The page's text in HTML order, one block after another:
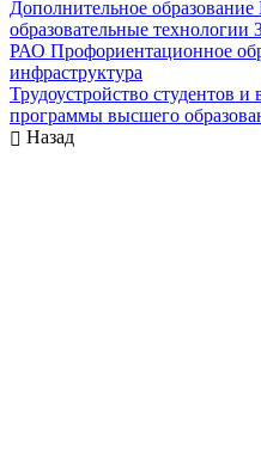
Дополнительное образование
образовательные технологии
РАО Профориентационное
инфраструктура
Трудоустройство студентов и
программы высшего
Назад